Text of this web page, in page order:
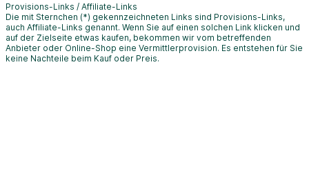
Provisions-Links / Affiliate-Links
Die mit Sternchen (*) gekennzeichneten Links sind Provisions-Links,
auch Affiliate-Links genannt. Wenn Sie auf einen solchen Link klicken und
auf der Zielseite etwas kaufen, bekommen wir vom betreffenden
Anbieter oder Online-Shop eine Vermittlerprovision. Es entstehen für Sie
keine Nachteile beim Kauf oder Preis.